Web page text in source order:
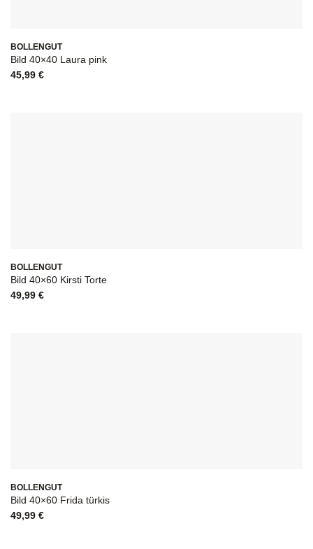
BOLLENGUT
Bild 40×40 Laura pink
45,99 €
BOLLENGUT
Bild 40×60 Kirsti Torte
49,99 €
BOLLENGUT
Bild 40×60 Frida türkis
49,99 €